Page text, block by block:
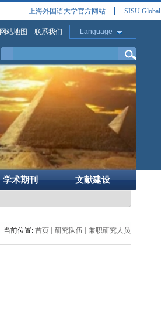
上海外国语大学官方网站 SISU Global
网站地图 联系我们 Language
学术期刊 文献建设
当前位置: 首页 研究队伍 兼职研究人员